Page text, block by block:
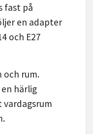
fast på
en adapter
och E27
och rum.
härlig